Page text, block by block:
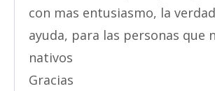
con mas entusiasmo, la
ayuda, para las personas que
nativos
Gracias